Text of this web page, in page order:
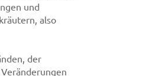
und
also
der